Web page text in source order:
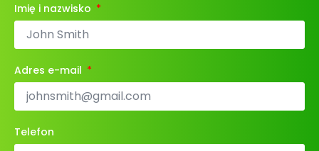
Imię i nazwisko
Adres e-mail
Telefon